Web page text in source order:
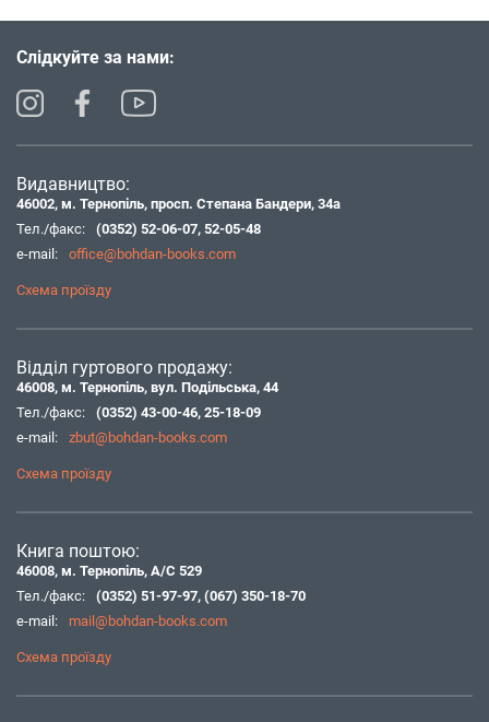
Слідкуйте за нами:
Видавництво:
46002, м. Тернопіль, просп. Степана Бандери, 34а
Тел./факс:
(0352) 52-06-07, 52-05-48
e-mail:
office@bohdan-books.com
Схема проїзду
Відділ гуртового продажу:
46008, м. Тернопіль, вул. Подільська, 44
Тел./факс:
(0352) 43-00-46, 25-18-09
e-mail:
zbut@bohdan-books.com
Схема проїзду
Книга поштою:
46008, м. Тернопіль, А/С 529
Тел./факс:
(0352) 51-97-97, (067) 350-18-70
e-mail:
mail@bohdan-books.com
Схема проїзду